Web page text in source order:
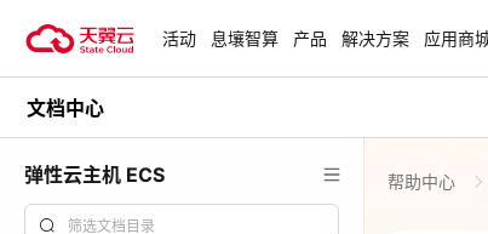
试用，产品折扣等，助您降本增
安全
活动 息壤智算 产品 解决方案 应用商
文档中心
弹性云主机 ECS 帮助中心